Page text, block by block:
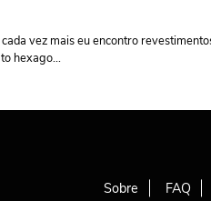
vez mais eu encontro
hexago...
Sobre FAQ